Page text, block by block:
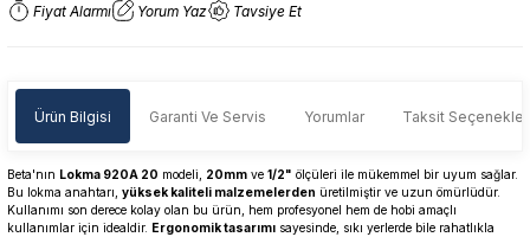
Fiyat Alarmı Yorum Yaz Tavsiye Et
Ürün Bilgisi Garanti Ve Servis Yorumlar Taksit
Beta'nın Lokma 920A 20 modeli, 20mm ve 1/2" ölçüleri ile mükemmel bir uyum sağlar.
Bu lokma anahtarı, yüksek kaliteli malzemelerden üretilmiştir ve uzun ömürlüdür.
Kullanımı son derece kolay olan bu ürün, hem profesyonel hem de hobi amaçlı
kullanımlar için idealdir. Ergonomik tasarımı sayesinde, sıkı yerlerde bile rahatlıkla